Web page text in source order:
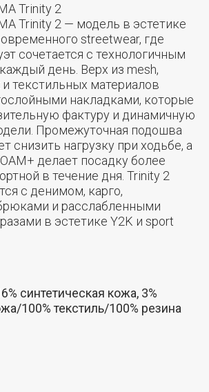
Trinity 2
Trinity 2 — модель в эстетике
streetwear, где
сочетается с технологичным
день. Верх из mesh,
и текстильных материалов
накладками, которые
фактуру и динамичную
Промежуточная подошва
снизить нагрузку при ходьбе, а
делает посадку более
в течение дня. Trinity 2
с денимом, карго,
и расслабленными
в эстетике Y2K и sport
синтетическая кожа, 3%
100% текстиль/100% резина